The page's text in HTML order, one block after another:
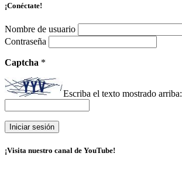
¡Conéctate!
Nombre de usuario
Contraseña
Captcha *
Escriba el texto mostrado arriba:
¡Visita nuestro canal de YouTube!